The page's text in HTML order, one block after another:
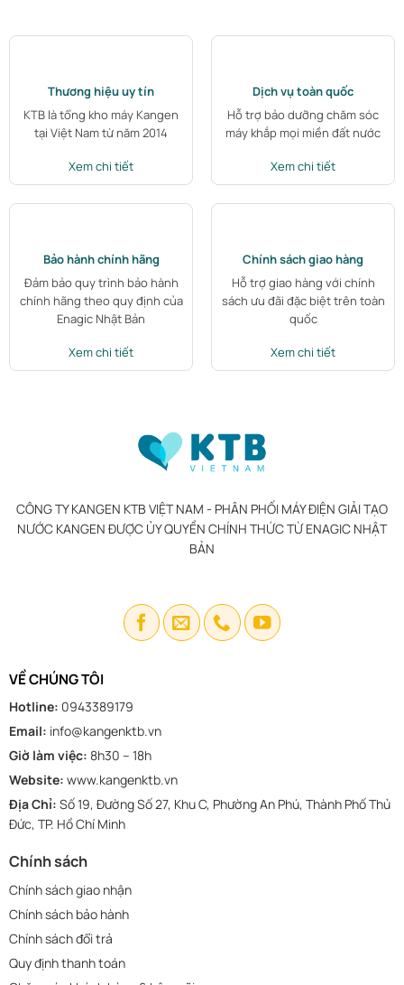
Thương hiệu uy tín
KTB là tổng kho máy Kangen
tại Việt Nam từ năm 2014
Xem chi tiết
Dịch vụ toàn quốc
Hỗ trợ bảo dưỡng chăm sóc
máy khắp mọi miền đất nước
Xem chi tiết
Bảo hành chính hãng
Đảm bảo quy trình bảo hành
chính hãng theo quy định của
Enagic Nhật Bản
Xem chi tiết
Chính sách giao hàng
Hỗ trợ giao hàng với chính
sách ưu đãi đặc biệt trên toàn
quốc
Xem chi tiết
CÔNG TY KANGEN KTB VIỆT NAM - PHÂN PHỐI MÁY ĐIỆN GIẢI TẠO
NƯỚC KANGEN ĐƯỢC ỦY QUYỀN CHÍNH THỨC TỪ ENAGIC NHẬT
BẢN
VỀ CHÚNG TÔI
Hotline: 0943389179
Email: info@kangenktb.vn
Giờ làm việc: 8h30 – 18h
Website: www.kangenktb.vn
Địa Chỉ: Số 19, Đường Số 27, Khu C, Phường An Phú, Thành Phố Thủ
Đức, TP. Hồ Chí Minh
Chính sách
Chính sách giao nhận
Chính sách bảo hành
Chính sách đổi trả
Quy định thanh toán